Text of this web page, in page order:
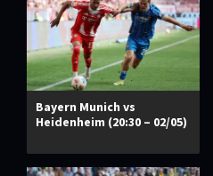
Bayern Munich vs
Heidenheim (20:30 – 02/05)